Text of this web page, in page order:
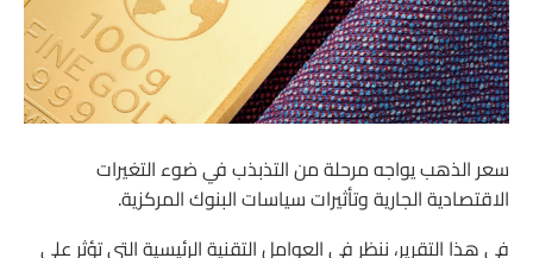
سعر الذهب يواجه مرحلة من التذبذب في ضوء التغيرات
الاقتصادية الجارية وتأثيرات سياسات البنوك المركزية.
في هذا التقرير، ننظر في العوامل التقنية الرئيسية التي تؤثر على